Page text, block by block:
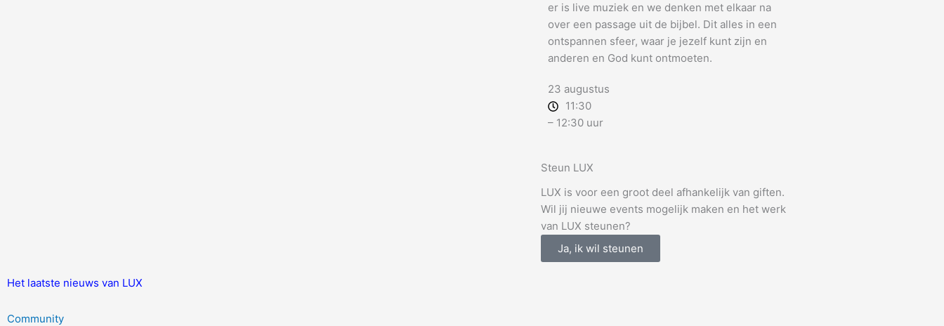
er is live muziek en we denken met elkaar na
over een passage uit de bijbel. Dit alles in een
ontspannen sfeer, waar je jezelf kunt zijn en
anderen en God kunt ontmoeten.
23 augustus
11:30
– 12:30 uur
Steun LUX
LUX is voor een groot deel afhankelijk van giften.
Wil jij nieuwe events mogelijk maken en het werk
van LUX steunen?
Ja, ik wil steunen
Het laatste nieuws van LUX
Community